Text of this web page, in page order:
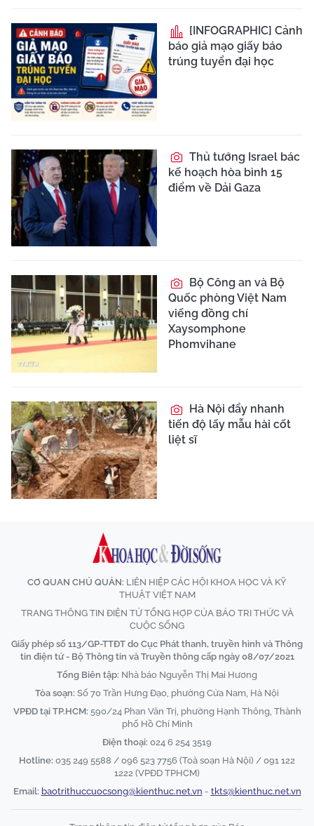
[INFOGRAPHIC] Cảnh
báo giả mạo giấy báo
trúng tuyển đại học
Thủ tướng Israel bác
kế hoạch hòa bình 15
điểm về Dải Gaza
Bộ Công an và Bộ
Quốc phòng Việt Nam
viếng đồng chí
Xaysomphone
Phomvihane
Hà Nội đẩy nhanh
tiến độ lấy mẫu hài cốt
liệt sĩ
CƠ QUAN CHỦ QUẢN: LIÊN HIỆP CÁC HỘI KHOA HỌC VÀ KỸ
THUẬT VIỆT NAM
TRANG THÔNG TIN ĐIỆN TỬ TỔNG HỢP CỦA BÁO TRI THỨC VÀ
CUỘC SỐNG
Giấy phép số 113/GP-TTĐT do Cục Phát thanh, truyền hình và Thông
tin điện tử - Bộ Thông tin và Truyền thông cấp ngày 08/07/2021
Tổng Biên tập: Nhà báo Nguyễn Thị Mai Hương
Tòa soạn: Số 70 Trần Hưng Đạo, phường Cửa Nam, Hà Nội
VPĐD tại TP.HCM: 590/24 Phan Văn Trị, phường Hạnh Thông, Thành
phố Hồ Chí Minh
Điện thoại: 024 6 254 3519
Hotline: 035 249 5588 / 096 523 7756 (Toà soạn Hà Nội) / 091 122
1222 (VPĐD TPHCM)
Email: baotrithuccuocsong@kienthuc.net.vn - tkts@kienthuc.net.vn